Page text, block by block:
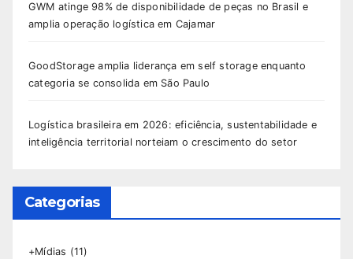
GWM atinge 98% de disponibilidade de peças no Brasil e
amplia operação logística em Cajamar
GoodStorage amplia liderança em self storage enquanto
categoria se consolida em São Paulo
Logística brasileira em 2026: eficiência, sustentabilidade e
inteligência territorial norteiam o crescimento do setor
Categorias
+Mídias (11)